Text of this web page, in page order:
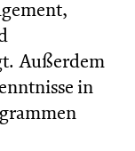
Außerdem
in